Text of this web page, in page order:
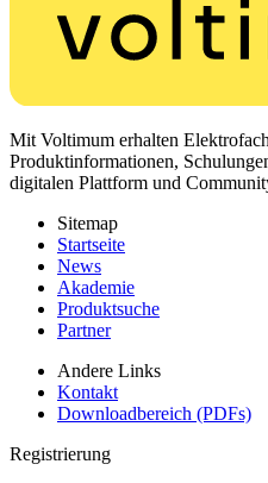
Mit Voltimum erhalten
Produktinformationen,
digitalen Plattform und
Sitemap
Startseite
News
Akademie
Produktsuche
Partner
Andere Links
Kontakt
Downloadbereich (PDFs)
Registrierung